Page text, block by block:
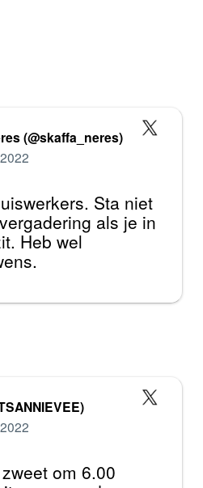
Sta niet
als je in
Heb wel
(@skaffa_neres)
om 6.00